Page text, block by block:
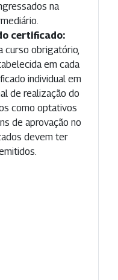
na
certificado:
curso obrigatório,
em cada
individual em
de realização do
como optativos
de aprovação no
devem ter